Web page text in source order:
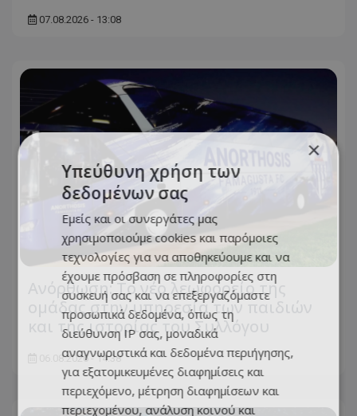
07.08.2026 - 13:08
Ανόρθωση: Το νέο λεωφορείο της
ομάδας στην υπηρεσία των παιδιών
και της ιστορίας του Συλλόγου
06.08.2026 - 14:38
×
Υπεύθυνη χρήση των
δεδομένων σας
Εμείς και οι συνεργάτες μας
χρησιμοποιούμε cookies και παρόμοιες
τεχνολογίες για να αποθηκεύουμε και να
έχουμε πρόσβαση σε πληροφορίες στη
συσκευή σας και να επεξεργαζόμαστε
προσωπικά δεδομένα, όπως τη
διεύθυνση IP σας, μοναδικά
αναγνωριστικά και δεδομένα περιήγησης,
για εξατομικευμένες διαφημίσεις και
περιεχόμενο, μέτρηση διαφημίσεων και
περιεχομένου, ανάλυση κοινού και